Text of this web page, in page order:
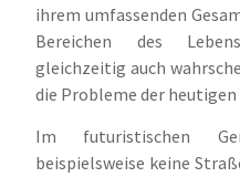
ihrem umfassenden
Bereichen des
gleichzeitig auch
die Probleme der
Im futuristischen
beispielsweise keine